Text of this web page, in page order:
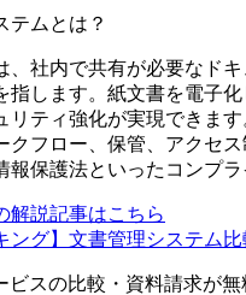
テム とは？
、社内で共有が必要なド
指します。紙文書を電子
リティ強化が実現できま
クフロー、保管、アクセ
報保護法といったコンプ
解説記事はこちら
ング】文書管理システム
ビスの比較・資料請求が